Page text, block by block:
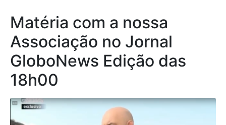
Matéria com a nossa
Associação no Jornal
GloboNews Edição das
18h00